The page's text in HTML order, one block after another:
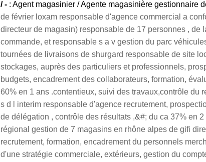
/ - : Agent magasinier / Agente magasinière gestionnaire
de février loxam responsable d'agence commercial a
directeur de magasin) responsable de 17 personnes , de
commande, et responsable s a v gestion du parc
tournées de livraisons de shurgard responsable de site
stockages, auprès des particuliers et professionnels,
budgets, encadrement des collaborateurs, formation,
60% en 1 ans .contentieux, suivi des travaux,contrôle du
s d l interim responsable d'agence recrutement,
de délégation , contrôle des résultats ,&#; du ca 37% en
régional gestion de 7 magasins en rhône alpes de gifi
recrutement, formation, encadrement du personnels
d'une stratégie commerciale, extérieurs, gestion du